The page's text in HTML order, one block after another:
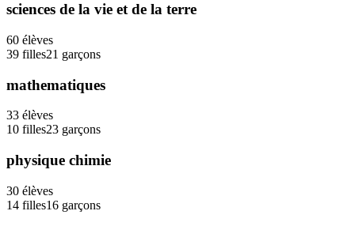
sciences de la vie et de la terre
60 élèves
39 filles21 garçons
mathematiques
33 élèves
10 filles23 garçons
physique chimie
30 élèves
14 filles16 garçons